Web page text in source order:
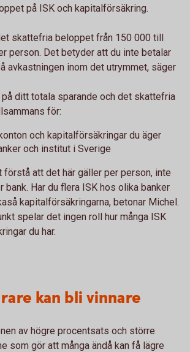
på ISK och kapitalförsäkring.
skattefria beloppet från 150 000 till
person. Det betyder att du inte betalar
avkastningen inom det utrymmet, säger
ditt totala sparande och det skattefria
för:
och kapitalförsäkringar du äger
och institut i Sverige
förstå att det här gäller per person, inte
bank. Har du flera ISK hos olika banker
kapitalförsäkringarna, betonar Michel.
spelar det ingen roll hur många ISK
du har.
kan bli vinnare
av högre procentsats och större
som gör att många ändå kan få lägre